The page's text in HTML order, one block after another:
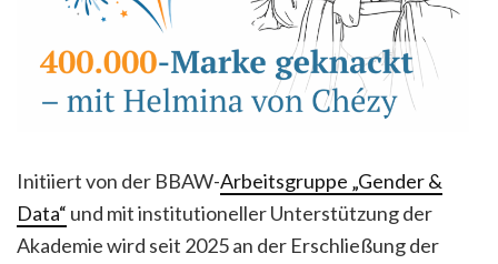
Initiiert von der BBAW-Arbeitsgruppe „Gender &
Data“ und mit institutioneller Unterstützung der
Akademie wird seit 2025 an der Erschließung der